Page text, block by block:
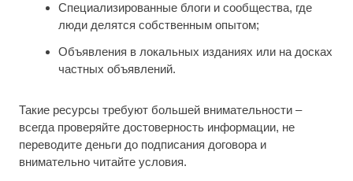
Специализированные блоги и сообщества, где
люди делятся собственным опытом;
Объявления в локальных изданиях или на досках
частных объявлений.
Такие ресурсы требуют большей внимательности –
всегда проверяйте достоверность информации, не
переводите деньги до подписания договора и
внимательно читайте условия.